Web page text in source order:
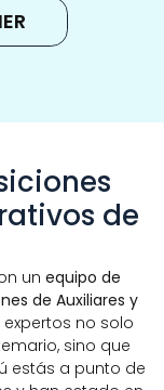
de
un equipo de
de Auxiliares y
expertos no solo
sino que
estás a punto de